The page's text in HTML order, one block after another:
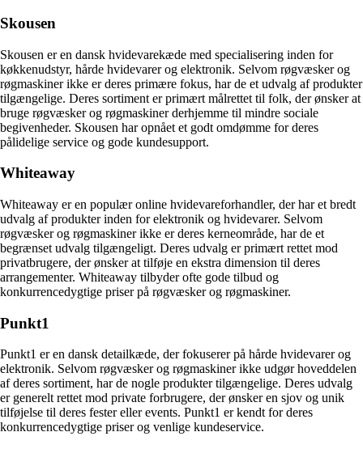
Skousen
Skousen er en dansk hvidevarekæde med specialisering inden for
køkkenudstyr, hårde hvidevarer og elektronik. Selvom røgvæsker og
røgmaskiner ikke er deres primære fokus, har de et udvalg af produkter
tilgængelige. Deres sortiment er primært målrettet til folk, der ønsker at
bruge røgvæsker og røgmaskiner derhjemme til mindre sociale
begivenheder. Skousen har opnået et godt omdømme for deres
pålidelige service og gode kundesupport.
Whiteaway
Whiteaway er en populær online hvidevareforhandler, der har et bredt
udvalg af produkter inden for elektronik og hvidevarer. Selvom
røgvæsker og røgmaskiner ikke er deres kerneområde, har de et
begrænset udvalg tilgængeligt. Deres udvalg er primært rettet mod
privatbrugere, der ønsker at tilføje en ekstra dimension til deres
arrangementer. Whiteaway tilbyder ofte gode tilbud og
konkurrencedygtige priser på røgvæsker og røgmaskiner.
Punkt1
Punkt1 er en dansk detailkæde, der fokuserer på hårde hvidevarer og
elektronik. Selvom røgvæsker og røgmaskiner ikke udgør hoveddelen
af deres sortiment, har de nogle produkter tilgængelige. Deres udvalg
er generelt rettet mod private forbrugere, der ønsker en sjov og unik
tilføjelse til deres fester eller events. Punkt1 er kendt for deres
konkurrencedygtige priser og venlige kundeservice.